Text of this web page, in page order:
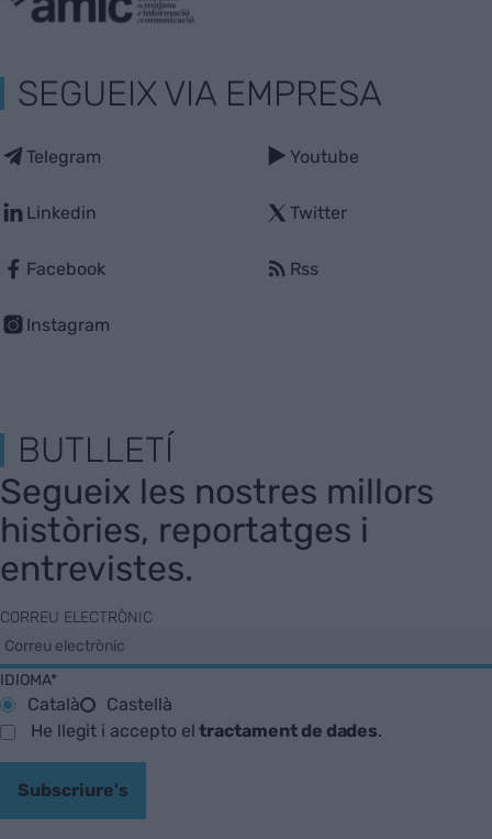
SEGUEIX VIA EMPRESA
Telegram
Linkedin
Facebook
Instagram
Youtube
Twitter
Rss
BUTLLETÍ
Segueix les nostres millors
històries, reportatges i
entrevistes.
CORREU ELECTRÒNIC
IDIOMA*
Català
Castellà
He llegit i accepto eltractament de dades.
Subscriure's